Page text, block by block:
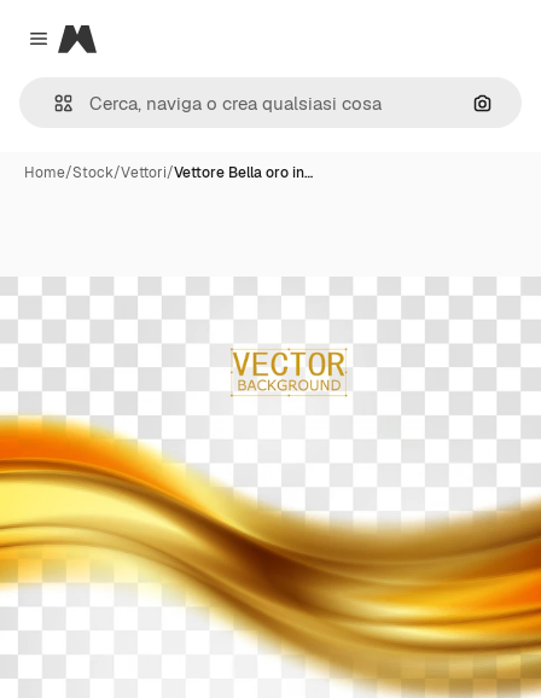
Close menu
Magnific
Cerca
Home/Stock/Vettori/Vettore Bella oro in…